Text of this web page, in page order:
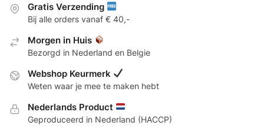
Gratis Verzending
Bij alle orders vanaf € 40,-
Morgen in Huis
Bezorgd in Nederland en Belgie
Webshop Keurmerk
Weten waar je mee te maken hebt
Nederlands Product
Geproduceerd in Nederland (HACCP)